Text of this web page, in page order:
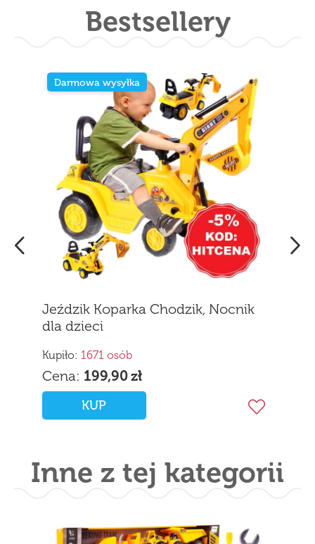
Bestsellery
Darmowa wysyłka
Jeździk Koparka Chodzik, Nocnik
dla dzieci
Kupiło: 1671 osób
Cena: 199,90zł
KUP
Inne z tej kategorii